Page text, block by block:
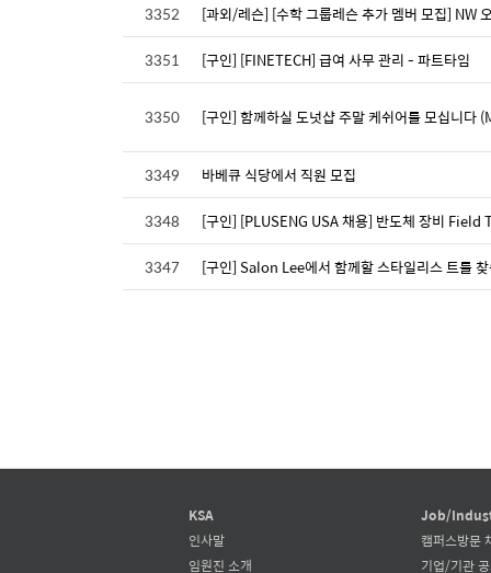
3352
[과외/레슨] [수학 그룹레슨 추가 멤버 모집]
3351
[구인] [FINETECH] 급여 사무 관리 - 파트타임
3350 [구인] 함께하실 도넛샵 주말 케쉬어를 모십니
3349 바베큐 식당에서 직원 모집
3348
[구인] [PLUSENG USA 채용] 반도체 장비
3347
[구인] Salon Lee에서 함께할 스타일리스 트를
KSA
인사말
임원진 소개
Job/
캠퍼스방문
기업/기관